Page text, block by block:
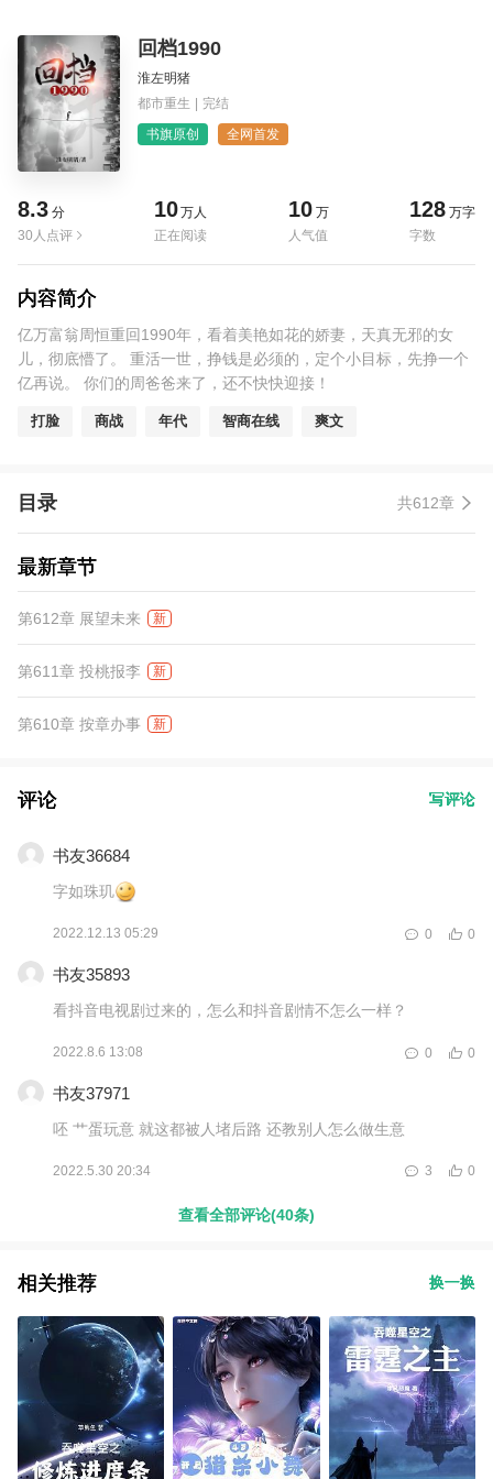
回档1990
淮左明猪
都市重生 | 完结
书旗原创 全网首发
8.3 分
30人点评
10万人
正在阅读
10 万
人气值
128 万字
字数
内容简介
亿万富翁周恒重回1990年，看着美艳如花的娇妻，天真无邪的女
儿，彻底懵了。 重活一世，挣钱是必须的，定个小目标，先挣一个
亿再说。 你们的周爸爸来了，还不快快迎接！
打脸 商战 年代 智商在线 爽文
目录 共612章
最新章节
第612章 展望未来 新
第611章 投桃报李 新
第610章 按章办事 新
评论 写评论
书友36684
字如珠玑
2022.12.13 05:29 0
0
书友35893
看抖音电视剧过来的，怎么和抖音剧情不怎么一样？
2022.8.6 13:08 0
0
书友37971
呸 艹蛋玩意 就这都被人堵后路 还教别人怎么做生意
2022.5.30 20:34 0
3
查看全部评论(40条)
相关推荐 换一换